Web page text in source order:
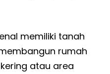
memiliki tanah
rumah
atau area